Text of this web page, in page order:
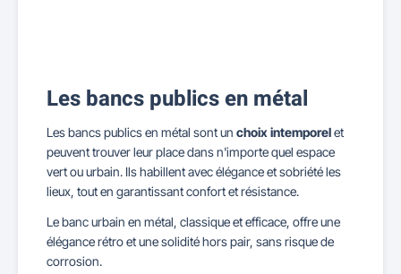
Les bancs publics en métal
Les bancs publics en métal sont un choix intemporelet
peuvent trouver leur place dans n'importe quel espace
vert ou urbain. Ils habillent avec élégance et sobriété les
lieux, tout en garantissant confort et résistance.
Le banc urbain en métal, classique et efficace, offre une
élégance rétro et une solidité hors pair, sans risque de
corrosion.